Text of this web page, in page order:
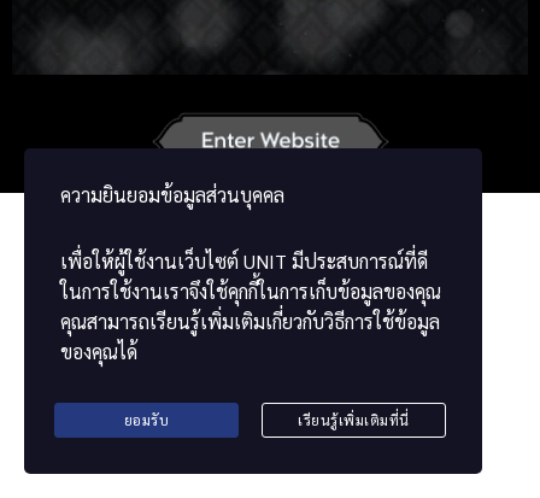
ความยินยอมข้อมูลส่วนบุคคล
เพื่อให้ผู้ใช้งานเว็บไซต์ UNIT มีประสบการณ์ที่ดี
ในการใช้งานเราจึงใช้คุกกี้ในการเก็บข้อมูลของคุณ
คุณสามารถเรียนรู้เพิ่มเติมเกี่ยวกับวิธีการใช้ข้อมูล
ของคุณได้
ยอมรับ เรียนรู้เพิ่มเติมที่นี่
Chinese